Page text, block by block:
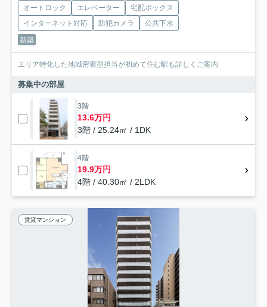
オートロック エレベーター
宅配ボックス
インターネット対応
防犯カメラ
公共下水
新築
エリア特化した地域密着型担当が初めて住む駅も詳しくご案内
募集中の部屋
3階
13.6万円
3階 / 25.24㎡ / 1DK
4階
19.9万円
4階 / 40.30㎡ / 2LDK
賃貸マンション